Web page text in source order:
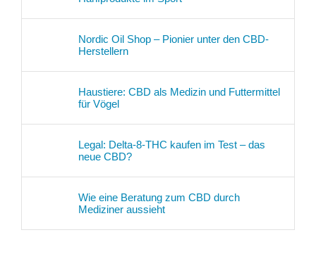
Nordic Oil Shop – Pionier unter den CBD-
Herstellern
Haustiere: CBD als Medizin und Futtermittel
für Vögel
Legal: Delta-8-THC kaufen im Test – das
neue CBD?
Wie eine Beratung zum CBD durch
Mediziner aussieht